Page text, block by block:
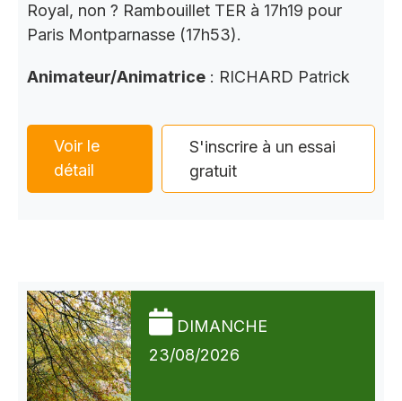
Royal, non ? Rambouillet TER à 17h19 pour
Paris Montparnasse (17h53).
Animateur/Animatrice : RICHARD Patrick
Voir le
détail
S'inscrire à un essai
gratuit
DIMANCHE
23/08/2026